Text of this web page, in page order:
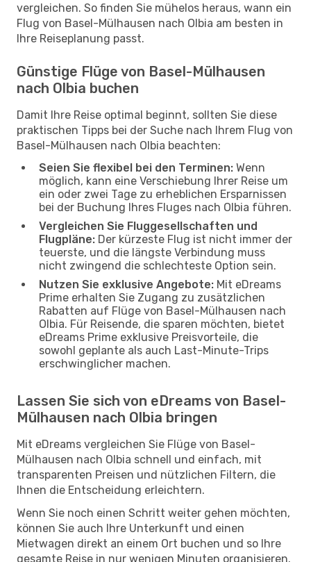
vergleichen. So finden Sie mühelos heraus, wann ein
Flug von Basel-Mülhausen nach Olbia am besten in
Ihre Reiseplanung passt.
Günstige Flüge von Basel-Mülhausen
nach Olbia buchen
Damit Ihre Reise optimal beginnt, sollten Sie diese
praktischen Tipps bei der Suche nach Ihrem Flug von
Basel-Mülhausen nach Olbia beachten:
Seien Sie flexibel bei den Terminen: Wenn
möglich, kann eine Verschiebung Ihrer Reise um
ein oder zwei Tage zu erheblichen Ersparnissen
bei der Buchung Ihres Fluges nach Olbia führen.
Vergleichen Sie Fluggesellschaften und
Flugpläne: Der kürzeste Flug ist nicht immer der
teuerste, und die längste Verbindung muss
nicht zwingend die schlechteste Option sein.
Nutzen Sie exklusive Angebote: Mit eDreams
Prime erhalten Sie Zugang zu zusätzlichen
Rabatten auf Flüge von Basel-Mülhausen nach
Olbia. Für Reisende, die sparen möchten, bietet
eDreams Prime exklusive Preisvorteile, die
sowohl geplante als auch Last-Minute-Trips
erschwinglicher machen.
Lassen Sie sich von eDreams von Basel-
Mülhausen nach Olbia bringen
Mit eDreams vergleichen Sie Flüge von Basel-
Mülhausen nach Olbia schnell und einfach, mit
transparenten Preisen und nützlichen Filtern, die
Ihnen die Entscheidung erleichtern.
Wenn Sie noch einen Schritt weiter gehen möchten,
können Sie auch Ihre Unterkunft und einen
Mietwagen direkt an einem Ort buchen und so Ihre
gesamte Reise in nur wenigen Minuten organisieren.